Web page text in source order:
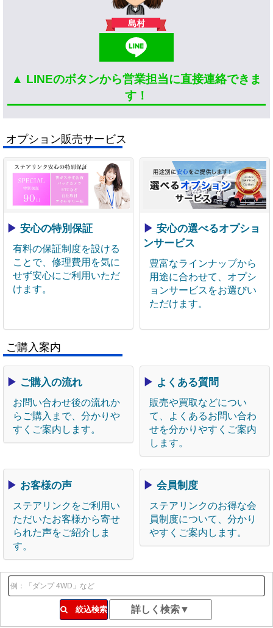
島村
▲ LINEのボタンから営業担当に直接連絡できま
す！
オプション販売サービス
▶ 安心の特別保証
有料の保証制度を設ける
ことで、修理費用を気に
せず安心にご利用いただ
けます。
▶ 安心の選べるオプショ
ンサービス
豊富なラインナップから
用途に合わせて、オプシ
ョンサービスをお選びい
ただけます。
ご購入案内
▶ ご購入の流れ
お問い合わせ後の流れか
らご購入まで、分かりや
すくご案内します。
▶ よくある質問
販売や買取などについ
て、よくあるお問い合わ
せを分かりやすくご案内
します。
▶ お客様の声
ステアリンクをご利用い
ただいたお客様から寄せ
られた声をご紹介しま
す。
▶ 会員制度
ステアリンクのお得な会
員制度について、分かり
やすくご案内します。
絞込検索